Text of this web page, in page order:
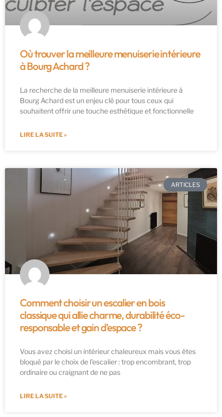
Où trouver la meilleure menuiserie intérieure
à Bourg Achard ?
La recherche de la meilleure menuiserie intérieure à
Bourg Achard est un enjeu clé pour tous ceux qui
souhaitent offrir une touche esthétique et fonctionnelle
LIRE LA SUITE »
ARTICLES
Comment choisir un escalier en bois
classique qui allie charme, durabilité éco-
responsable et gain d’espace ?
Vous avez choisi un intérieur chaleureux mais vous êtes
bloqué par le choix de l’escalier : trop encombrant, trop
ordinaire ou craignant de ne pas
LIRE LA SUITE »